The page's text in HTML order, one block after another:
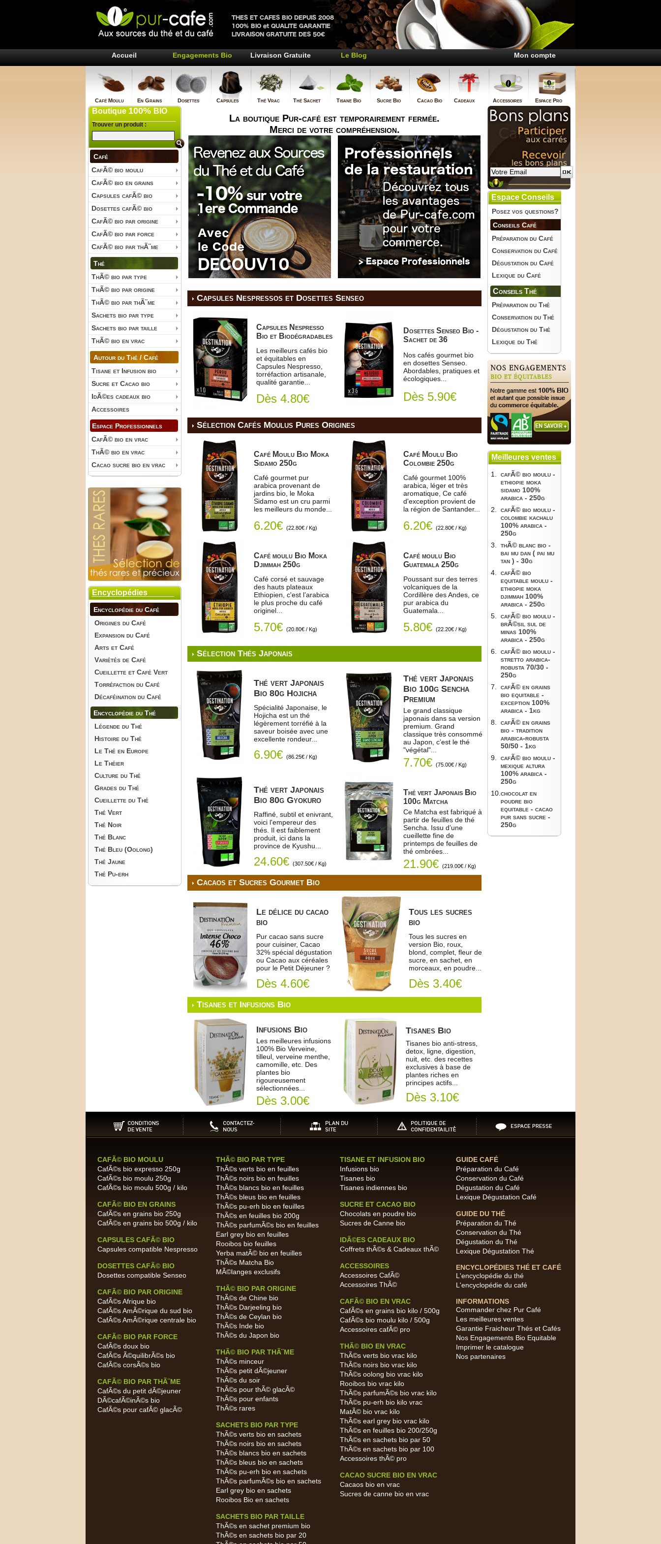
Accueil Engagements Bio Livraison Gratuite Le Blog Mon compte
Café Moulu En Grains Dosettes Capsules Thé Vrac Thé Sachet Tisane Bio Sucre Bio Cacao Bio Cadeaux Accessoires Espace Pro
Boutique 100% BIO
Trouver un produit :
Café
CafÃ© bio moulu
CafÃ© bio en grains
Capsules cafÃ© bio
Dosettes cafÃ© bio
CafÃ© bio par origine
CafÃ© bio par force
CafÃ© bio par thÃ¨me
Thé
ThÃ© bio par type
ThÃ© bio par origine
ThÃ© bio par thÃ¨me
Sachets bio par type
Sachets bio par taille
ThÃ© bio en vrac
Autour du Thé / Café
Tisane et Infusion bio
Sucre et Cacao bio
IdÃ©es cadeaux bio
Accessoires
Espace Professionnels
CafÃ© bio en vrac
ThÃ© bio en vrac
Cacao sucre bio en vrac
Encyclopédies
Encyclopédie du Café
Origines du Café
Expansion du Café
Arts et Café
Variétés de Café
Cueillette et Café Vert
Torréfaction du Café
Décaféination du Café
Encyclopédie du Thé
Légende du Thé
Histoire du Thé
Le Thé en Europe
Le Théier
Culture du Thé
Grades du Thé
Cueillette du Thé
Thé Vert
Thé Noir
Thé Blanc
Thé Bleu (Oolong)
Thé Jaune
Thé Pu-erh
La boutique Pur-café est temporairement fermée.
Merci de votre compréhension.
Capsules Nespressos et Dosettes Senseo
Capsules Nespresso
Bio et Biodégradables
Les meilleurs cafés bio
et équitables en
Capsules Nespresso,
torréfaction artisanale,
qualité garantie...
Dès 4.80€
Dosettes Senseo Bio -
Sachet de 36
Nos cafés gourmet bio
en dosettes Senseo.
Abordables, pratiques et
écologiques...
Dès 5.90€
Sélection Cafés Moulus Pures Origines
Café Moulu Bio Moka
Sidamo 250g
Café gourmet pur
arabica provenant de
jardins bio, le Moka
Sidamo est un cru parmi
les meilleurs du monde...
6.20€ (22.80€ / Kg)
Café Moulu Bio
Colombie 250g
Café gourmet 100%
arabica, léger et très
aromatique, Ce café
d'exception provient de
la région de Santander...
6.20€ (22.80€ / Kg)
Café moulu Bio Moka
Djimmah 250g
Café corsé et sauvage
des hauts plateaux
Ethiopien, c'est l’arabica
le plus proche du café
originel...
5.70€ (20.80€ / Kg)
Café moulu Bio
Guatemala 250g
Poussant sur des terres
volcaniques de la
Cordillère des Andes, ce
pur arabica du
Guatemala...
5.80€ (22.20€ / Kg)
Sélection Thés Japonais
Thé vert Japonais
Bio 80g Hojicha
Spécialité Japonaise, le
Hojicha est un thé
légèrement torréfié à la
saveur boisée avec une
excellente rondeur...
6.90€ (86.25€ / Kg)
Thé vert Japonais
Bio 100g Sencha
Premium
Le grand classique
japonais dans sa version
premium. Grand
classique très consommé
au Japon, c’est le thé
"végétal"...
7.70€ (75.00€ / Kg)
Thé vert Japonais
Bio 80g Gyokuro
Raffiné, subtil et enivrant,
voici l'empereur des
thés. Il est faiblement
produit, ici dans la
province de Kyushu...
24.60€ (307.50€ / Kg)
Thé vert Japonais Bio
100g Matcha
Ce Matcha est fabriqué à
partir de feuilles de thé
Sencha. Issu d’une
cueillette fine de
printemps de feuilles de
thé ombrées...
21.90€ (219.00€ / Kg)
Cacaos et Sucres Gourmet Bio
Le délice du cacao
bio
Pur cacao sans sucre
pour cuisiner, Cacao
32% spécial dégustation
ou Cacao aux céréales
pour le Petit Déjeuner ?
Dès 4.60€
Tous les sucres
bio
Tous les sucres en
version Bio, roux,
blond, complet, fleur de
sucre, en sachet, en
morceaux, en poudre...
Dès 3.40€
Tisanes et Infusions Bio
Infusions Bio
Les meilleures infusions
100% Bio Verveine,
tilleul, verveine menthe,
camomille, etc. Des
plantes bio
rigoureusement
sélectionnées...
Dès 3.00€
Tisanes Bio
Tisanes bio anti-stress,
detox, ligne, digestion,
nuit, etc. des recettes
exclusives à base de
plantes riches en
principes actifs...
Dès 3.10€
Espace Conseils
Posez vos questions?
Conseils Café
Préparation du Café
Conservation du Café
Dégustation du Café
Lexique du Café
Conseils Thé
Préparation du Thé
Conservation du Thé
Dégustation du Thé
Lexique du Thé
Meilleures ventes
1.
cafÃ© bio moulu -
ethiopie moka
sidamo 100%
arabica - 250g
2.
cafÃ© bio moulu -
colombie kachalu
100% arabica -
250g
3.
thÃ© blanc bio -
bai mu dan ( pai mu
tan ) - 30g
4.
cafÃ© bio
equitable moulu -
ethiopie moka
djimmah 100%
arabica - 250g
5.
cafÃ© bio moulu -
brÃ©sil sul de
minas 100%
arabica - 250g
6.
cafÃ© bio moulu -
stretto arabica-
robusta 70/30 -
250g
7.
cafÃ© en grains
bio equitable -
exception 100%
arabica - 1kg
8.
cafÃ© en grains
bio - tradition
arabica-robusta
50/50 - 1kg
9.
cafÃ© bio moulu -
mexique altura
100% arabica -
250g
10. chocolat en
poudre bio
equitable - cacao
pur sans sucre -
250g
CAFÃ© BIO MOULU
CafÃ©s bio expresso 250g
CafÃ©s bio moulu 250g
CafÃ©s bio moulu 500g / kilo
CAFÃ© BIO EN GRAINS
CafÃ©s en grains bio 250g
CafÃ©s en grains bio 500g / kilo
CAPSULES CAFÃ© BIO
Capsules compatible Nespresso
DOSETTES CAFÃ© BIO
Dosettes compatible Senseo
CAFÃ© BIO PAR ORIGINE
CafÃ©s Afrique bio
CafÃ©s AmÃ©rique du sud bio
CafÃ©s AmÃ©rique centrale bio
CAFÃ© BIO PAR FORCE
CafÃ©s doux bio
CafÃ©s Ã©quilibrÃ©s bio
CafÃ©s corsÃ©s bio
CAFÃ© BIO PAR THÃ¨ME
CafÃ©s du petit dÃ©jeuner
DÃ©cafÃ©inÃ©s bio
CafÃ©s pour cafÃ© glacÃ©
THÃ© BIO PAR TYPE
ThÃ©s verts bio en feuilles
ThÃ©s noirs bio en feuilles
ThÃ©s blancs bio en feuilles
ThÃ©s bleus bio en feuilles
ThÃ©s pu-erh bio en feuilles
ThÃ©s en feuilles bio 200g
ThÃ©s parfumÃ©s bio en feuilles
Earl grey bio en feuilles
Rooibos bio feuilles
Yerba matÃ© bio en feuilles
ThÃ©s Matcha Bio
MÃ©langes exclusifs
THÃ© BIO PAR ORIGINE
ThÃ©s de Chine bio
ThÃ©s Darjeeling bio
ThÃ©s de Ceylan bio
ThÃ©s Inde bio
ThÃ©s du Japon bio
THÃ© BIO PAR THÃ¨ME
ThÃ©s minceur
ThÃ©s petit dÃ©jeuner
ThÃ©s du soir
ThÃ©s pour thÃ© glacÃ©
ThÃ©s pour enfants
ThÃ©s rares
SACHETS BIO PAR TYPE
ThÃ©s verts bio en sachets
ThÃ©s noirs bio en sachets
ThÃ©s blancs bio en sachets
ThÃ©s bleus bio en sachets
ThÃ©s pu-erh bio en sachets
ThÃ©s parfumÃ©s bio en sachets
Earl grey bio en sachets
Rooibos Bio en sachets
SACHETS BIO PAR TAILLE
ThÃ©s en sachet premium bio
ThÃ©s en sachets bio par 20
TISANE ET INFUSION BIO
Infusions bio
Tisanes bio
Tisanes indiennes bio
SUCRE ET CACAO BIO
Chocolats en poudre bio
Sucres de Canne bio
IDÃ©ES CADEAUX BIO
Coffrets thÃ©s & Cadeaux thÃ©
ACCESSOIRES
Accessoires CafÃ©
Accessoires ThÃ©
CAFÃ© BIO EN VRAC
CafÃ©s en grains bio kilo / 500g
CafÃ©s bio moulu kilo / 500g
Accessoires cafÃ© pro
THÃ© BIO EN VRAC
ThÃ©s verts bio vrac kilo
ThÃ©s noirs bio vrac kilo
ThÃ©s oolong bio vrac kilo
Rooibos bio vrac kilo
ThÃ©s parfumÃ©s bio vrac kilo
ThÃ©s pu-erh bio kilo vrac
MatÃ© bio vrac kilo
ThÃ©s earl grey bio vrac kilo
ThÃ©s en feuilles bio 200/250g
ThÃ©s en sachets bio par 50
ThÃ©s en sachets bio par 100
Accessoires thÃ© pro
CACAO SUCRE BIO EN VRAC
Cacaos bio en vrac
Sucres de canne bio en vrac
GUIDE CAFÉ
Préparation du Café
Conservation du Café
Dégustation du Café
Lexique Dégustation Café
GUIDE DU THÉ
Préparation du Thé
Conservation du Thé
Dégustation du Thé
Lexique Dégustation Thé
ENCYCLOPÉDIES THÉ ET CAFÉ
L'encyclopédie du thé
L'encyclopédie du café
INFORMATIONS
Commander chez Pur Café
Les meilleures ventes
Garantie Fraicheur Thés et Cafés
Nos Engagements Bio Equitable
Imprimer le catalogue
Nos partenaires